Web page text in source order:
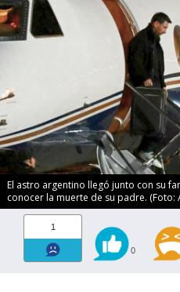
El astro argentino llegó junto con su
conocer la muerte de su padre. (Foto:
1
0